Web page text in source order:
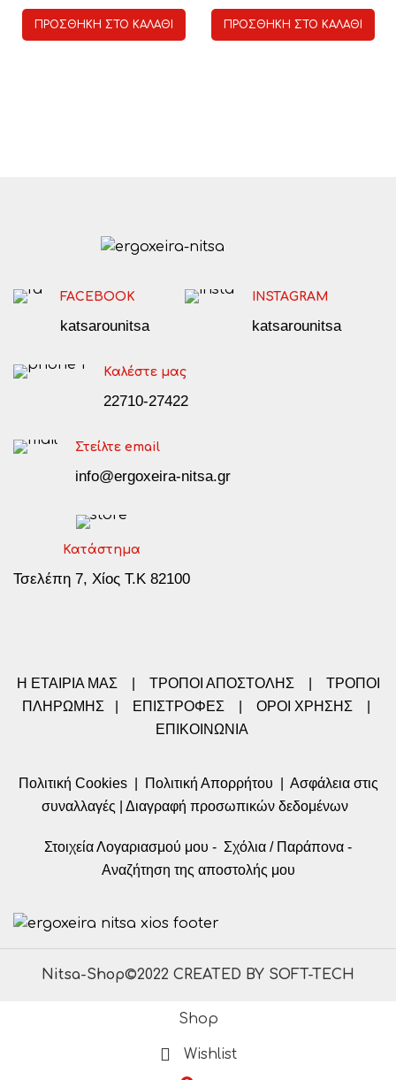
ΠΡΟΣΘΉΚΗ ΣΤΟ ΚΑΛΆΘΙ ΠΡΟΣΘΉΚΗ ΣΤΟ ΚΑΛΆΘΙ
FACEBOOK
katsarounitsa
INSTAGRAM
katsarounitsa
Καλέστε μας
22710-27422
Στείλτε email
info@ergoxeira-nitsa.gr
Κατάστημα
Τσελέπη 7, Χίος Τ.Κ 82100
Η ΕΤΑΙΡΙΑ ΜΑΣ ΤΡΟΠΟΙ ΑΠΟΣΤΟΛΗΣ
ΤΡΟΠΟΙ
ΠΛΗΡΩΜΗΣ
ΕΠΙΣΤΡΟΦΕΣ ΟΡΟΙ ΧΡΗΣΗΣ
ΕΠΙΚΟΙΝΩΝΙΑ
Πολιτική Cookies| Πολιτική Απορρήτου
Ασφάλεια στις
συναλλαγές
Διαγραφή προσωπικών δεδομένων
Στοιχεία Λογαριασμού μου - Σχόλια / Παράπονα -
Αναζήτηση της αποστολής μου
Nitsa-Shop©2022 CREATED BY SOFT-TECH
Shop
Wishlist